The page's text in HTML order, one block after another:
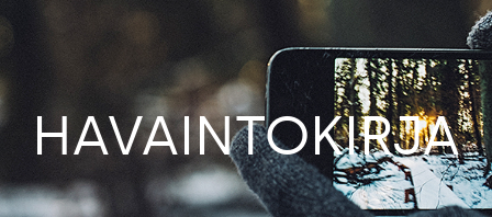
HAVAINTOKIRJA